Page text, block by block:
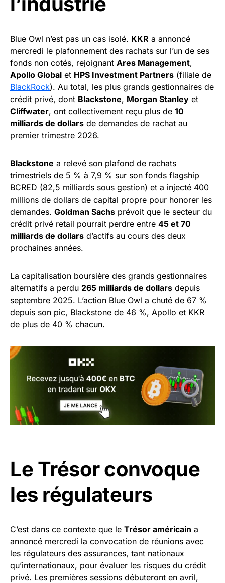
Blue Owl n’est pas un cas isolé. KKR a annoncé
mercredi le plafonnement des rachats sur l’un de ses
fonds non cotés, rejoignant Ares Management,
Apollo Global et HPS Investment Partners (filiale de
BlackRock). Au total, les plus grands gestionnaires de
crédit privé, dont Blackstone, Morgan Stanley et
Cliffwater, ont collectivement reçu plus de 10
milliards de dollars de demandes de rachat au
premier trimestre 2026.
Blackstone a relevé son plafond de rachats
trimestriels de 5 % à 7,9 % sur son fonds flagship
BCRED (82,5 milliards sous gestion) et a injecté 400
millions de dollars de capital propre pour honorer les
demandes. Goldman Sachs prévoit que le secteur du
crédit privé retail pourrait perdre entre 45 et 70
milliards de dollars d’actifs au cours des deux
prochaines années.
La capitalisation boursière des grands gestionnaires
alternatifs a perdu 265 milliards de dollars depuis
septembre 2025. L’action Blue Owl a chuté de 67 %
depuis son pic, Blackstone de 46 %, Apollo et KKR
de plus de 40 % chacun.
Le Trésor convoque
les régulateurs
C’est dans ce contexte que le Trésor américain a
annoncé mercredi la convocation de réunions avec
les régulateurs des assurances, tant nationaux
qu’internationaux, pour évaluer les risques du crédit
privé. Les premières sessions débuteront en avril,